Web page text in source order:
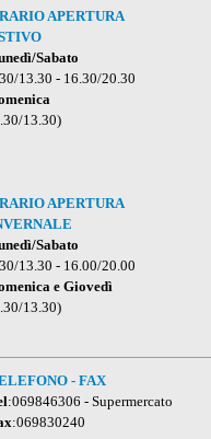
APERTURA
Sabato
13.30 - 16.30/20.30
13.30)
APERTURA
Sabato
13.30 - 16.00/20.00
e Giovedì
13.30)
- FAX
:069846306 - Supermercato
:069830240